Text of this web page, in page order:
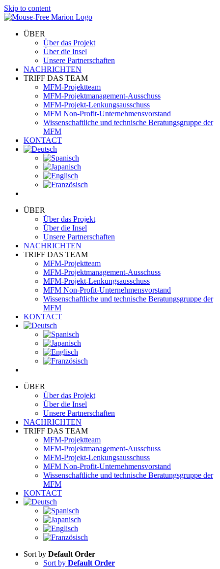
Skip to content
ÜBER
Über das Projekt
Über die Insel
Unsere Partnerschaften
NACHRICHTEN
TRIFF DAS TEAM
MFM-Projektteam
MFM-Projektmanagement-Ausschuss
MFM-Projekt-Lenkungsausschuss
MFM Non-Profit-Unternehmensvorstand
Wissenschaftliche und technische Beratungsgruppe der
MFM
KONTACT
ÜBER
Über das Projekt
Über die Insel
Unsere Partnerschaften
NACHRICHTEN
TRIFF DAS TEAM
MFM-Projektteam
MFM-Projektmanagement-Ausschuss
MFM-Projekt-Lenkungsausschuss
MFM Non-Profit-Unternehmensvorstand
Wissenschaftliche und technische Beratungsgruppe der
MFM
KONTACT
ÜBER
Über das Projekt
Über die Insel
Unsere Partnerschaften
NACHRICHTEN
TRIFF DAS TEAM
MFM-Projektteam
MFM-Projektmanagement-Ausschuss
MFM-Projekt-Lenkungsausschuss
MFM Non-Profit-Unternehmensvorstand
Wissenschaftliche und technische Beratungsgruppe der
MFM
KONTACT
Sort by Default Order
Sort by Default Order